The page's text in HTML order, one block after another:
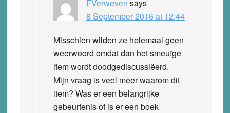
FVerweven says
8 September 2016 at 12:44
Misschien wilden ze helemaal geen
weerwoord omdat dan het smeuïge
item wordt doodgediscussiëerd.
Mijn vraag is veel meer waarom dit
item? Was er een belangrijke
gebeurtenis of is er een boek